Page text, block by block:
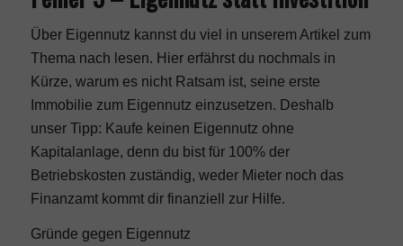
Über Eigennutz kannst du viel in unserem Artikel zum
Thema nach lesen. Hier erfährst du nochmals in
Kürze, warum es nicht Ratsam ist, seine erste
Immobilie zum Eigennutz einzusetzen. Deshalb
unser Tipp: Kaufe keinen Eigennutz ohne
Kapitalanlage, denn du bist für 100% der
Betriebskosten zuständig, weder Mieter noch das
Finanzamt kommt dir finanziell zur Hilfe.
Gründe gegen Eigennutz